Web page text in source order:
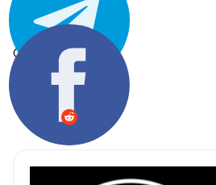
Chia sẻ: